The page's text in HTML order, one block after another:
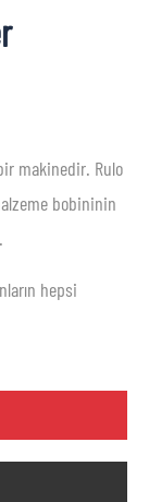
makinedir. Rulo
bobininin
hepsi